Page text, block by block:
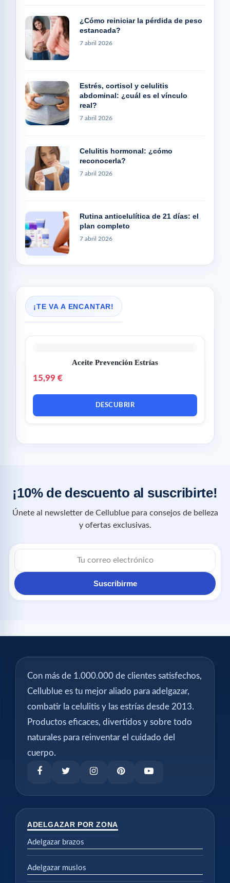
¿Cómo reiniciar la pérdida de peso
estancada?
7 abril 2026
Estrés, cortisol y celulitis
abdominal: ¿cuál es el vínculo
real?
7 abril 2026
Celulitis hormonal: ¿cómo
reconocerla?
7 abril 2026
Rutina anticelulítica de 21 días: el
plan completo
7 abril 2026
¡TE VA A ENCANTAR!
Aceite Prevención Estrías
15,99 €
DESCUBRIR
¡10% de descuento al suscribirte!
Únete al newsletter de Cellublue para consejos de belleza
y ofertas exclusivas.
Suscribirme
Con más de 1.000.000 de clientes satisfechos,
Cellublue es tu mejor aliado para adelgazar,
combatir la celulitis y las estrías desde 2013.
Productos eficaces, divertidos y sobre todo
naturales para reinventar el cuidado del
cuerpo.
ADELGAZAR POR ZONA
Adelgazar brazos
Adelgazar muslos